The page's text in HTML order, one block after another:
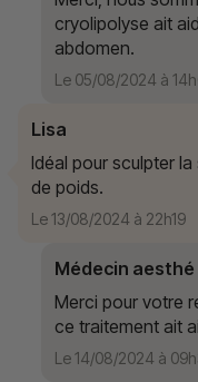
cryolipolyse ait
abdomen.
Le 05/08/2024 à
Lisa
Idéal pour sculpter
de poids.
Le 13/08/2024 à 22h19
Médecin aesthé
Merci pour votre
ce traitement ait
Le 14/08/2024 à